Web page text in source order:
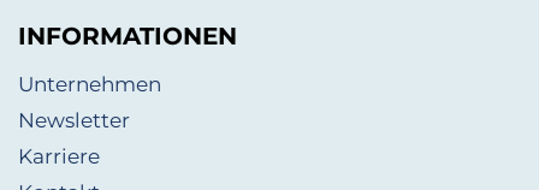
INFORMATIONEN
Unternehmen
Newsletter
Karriere